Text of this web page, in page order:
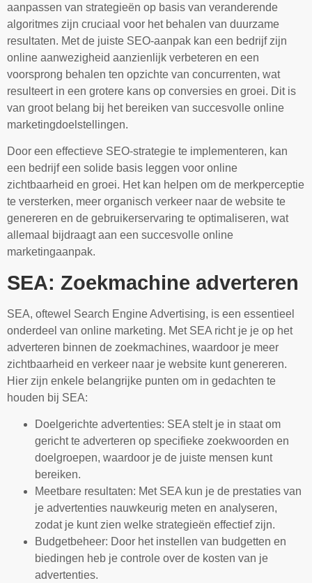
aanpassen van strategieën op basis van veranderende
algoritmes zijn cruciaal voor het behalen van duurzame
resultaten. Met de juiste SEO-aanpak kan een bedrijf zijn
online aanwezigheid aanzienlijk verbeteren en een
voorsprong behalen ten opzichte van concurrenten, wat
resulteert in een grotere kans op conversies en groei. Dit is
van groot belang bij het bereiken van succesvolle online
marketingdoelstellingen.
Door een effectieve SEO-strategie te implementeren, kan
een bedrijf een solide basis leggen voor online
zichtbaarheid en groei. Het kan helpen om de merkperceptie
te versterken, meer organisch verkeer naar de website te
genereren en de gebruikerservaring te optimaliseren, wat
allemaal bijdraagt aan een succesvolle online
marketingaanpak.
SEA: Zoekmachine adverteren
SEA, oftewel Search Engine Advertising, is een essentieel
onderdeel van online marketing. Met SEA richt je je op het
adverteren binnen de zoekmachines, waardoor je meer
zichtbaarheid en verkeer naar je website kunt genereren.
Hier zijn enkele belangrijke punten om in gedachten te
houden bij SEA:
Doelgerichte advertenties: SEA stelt je in staat om
gericht te adverteren op specifieke zoekwoorden en
doelgroepen, waardoor je de juiste mensen kunt
bereiken.
Meetbare resultaten: Met SEA kun je de prestaties van
je advertenties nauwkeurig meten en analyseren,
zodat je kunt zien welke strategieën effectief zijn.
Budgetbeheer: Door het instellen van budgetten en
biedingen heb je controle over de kosten van je
advertenties.